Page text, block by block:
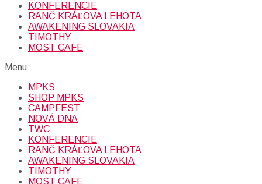
KONFERENCIE
RANČ KRÁĽOVA LEHOTA
AWAKENING SLOVAKIA
TIMOTHY
MOST CAFE
Menu
MPKS
SHOP MPKS
CAMPFEST
NOVÁ DNA
TWC
KONFERENCIE
RANČ KRÁĽOVA LEHOTA
AWAKENING SLOVAKIA
TIMOTHY
MOST CAFE